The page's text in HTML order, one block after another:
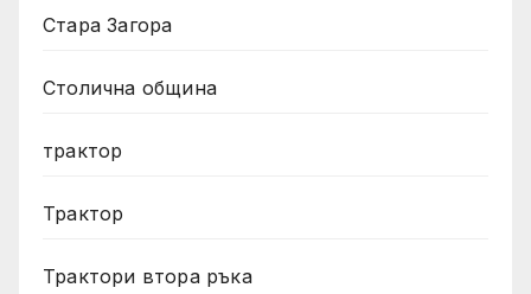
Стара Загора
Столична община
трактор
Трактор
Трактори втора ръка